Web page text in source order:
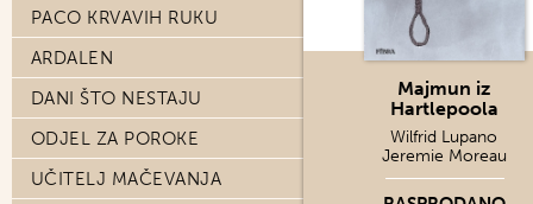
PACO KRVAVIH RUKU
ARDALEN
DANI ŠTO NESTAJU
ODJEL ZA POROKE
UČITELJ MAČEVANJA
Majmun iz
Hartlepoola
Wilfrid Lupano
Jeremie Moreau